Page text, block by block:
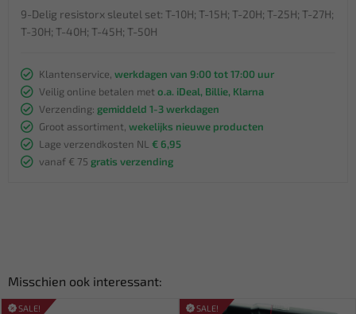
9-Delig resistorx sleutel set: T-10H; T-15H; T-20H; T-25H; T-27H;
T-30H; T-40H; T-45H; T-50H
Klantenservice, werkdagen van 9:00 tot 17:00 uur
Veilig online betalen met o.a. iDeal, Billie, Klarna
Verzending: gemiddeld 1-3 werkdagen
Groot assortiment, wekelijks nieuwe producten
Lage verzendkosten NL € 6,95
vanaf € 75 gratis verzending
Misschien ook interessant:
SALE! SALE!